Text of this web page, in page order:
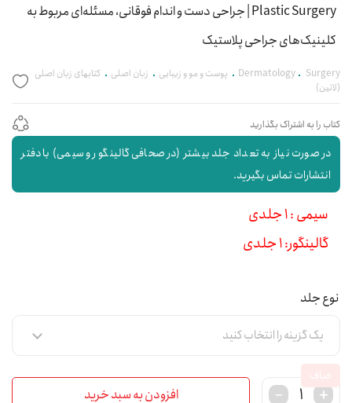
Plastic Surgery | جراحی دست و اندام فوقانی، مسئله‌ای مربوط به
کلینیک‌های جراحی پلاستیک
Dermatology Surgery پوست و مو و زیبایی زبان اصلی
کتابهای زبان اصلی
(لاتین)
کتاب را به اشتراک بگذارید
در صورت نیاز به تعداد جلد بیشتر (در صحافی گالینگور و سیمی) با دفتر
انتشارات تماس بگیرید.
سیمی : 1 جلدی
گالینگور: 1 جلدی
نوع جلد
افزودن به سبد خرید